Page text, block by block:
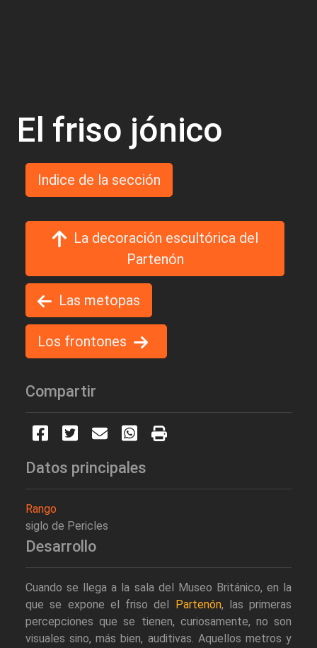
El friso jónico
Indice de la sección
La decoración escultórica del
Partenón
Las metopas
Los frontones
Compartir
Datos principales
Rango
siglo de Pericles
Desarrollo
Cuando se llega a la sala del Museo Británico, en la
que se expone el friso del
Partenón, las primeras
percepciones que se tienen, curiosamente, no son
visuales sino, más bien, auditivas. Aquellos metros y